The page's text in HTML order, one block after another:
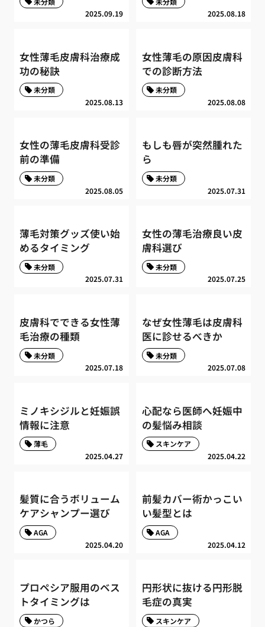
2025.09.19 2025.08.18
女性薄毛皮膚科治療成
功の秘訣
2025.08.13
未分類
女性薄毛の原因皮膚科
での診断方法
2025.08.08
未分類
女性の薄毛皮膚科受診
前の準備
2025.08.05
未分類
もしも唇が突然腫れた
ら
2025.07.31
未分類
薄毛対策グッズ使い始
めるタイミング
2025.07.31
未分類
女性の薄毛治療良い皮
膚科選び
2025.07.25
未分類
皮膚科でできる女性薄
毛治療の種類
2025.07.18
未分類
なぜ女性薄毛は皮膚科
医に診せるべきか
2025.07.08
未分類
ミノキシジルと妊娠誤
情報に注意
2025.04.27
薄毛
心配なら医師へ妊娠中
の髪悩み相談
2025.04.22
スキンケア
髪質に合うボリューム
ケアシャンプー選び
2025.04.20
AGA
前髪カバー術かっこい
い髪型とは
2025.04.12
AGA
プロペシア服用のベス
トタイミングは
かつら
円形状に抜ける円形脱
毛症の真実
スキンケア